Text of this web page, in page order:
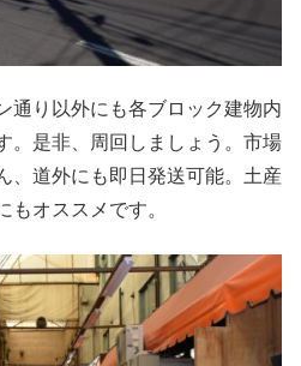
通り以外にも各ブロック建物内
。是非、周回しましょう。市場
、道外にも即日発送可能。土産
もオススメです。